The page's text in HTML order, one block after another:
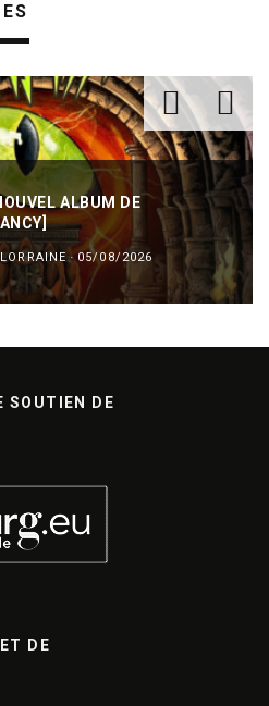
ALBUM DE
· 05/08/2026
SOUTIEN DE
ET DE